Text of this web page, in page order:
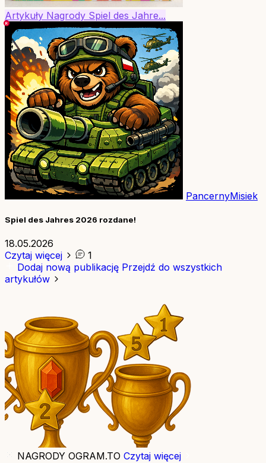
Artykuły Nagrody Spiel des Jahre...
PancernyMisiek
Spiel des Jahres 2026 rozdane!
18.05.2026
Czytaj więcej
1
Dodaj nową publikację Przejdź do wszystkich
artykułów
NAGRODY OGRAM.TO Czytaj więcej